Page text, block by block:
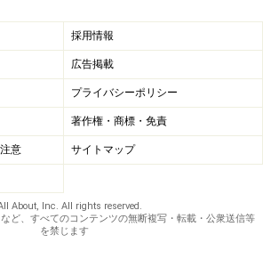
採用情報
広告掲載
プライバシーポリシー
著作権・商標・免責
意 サイトマップ
About, Inc. All rights reserved.
ど、すべてのコンテンツの無断複写・転載・公衆送信等
を禁じます